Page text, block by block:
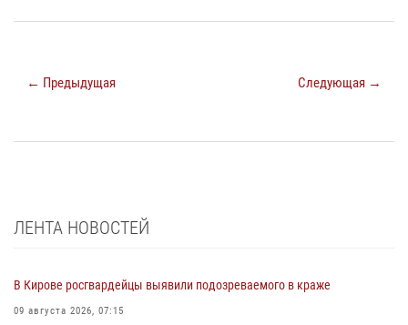
← Предыдущая Следующая →
ЛЕНТА НОВОСТЕЙ
В Кирове росгвардейцы выявили подозреваемого в краже
09 августа 2026, 07:15